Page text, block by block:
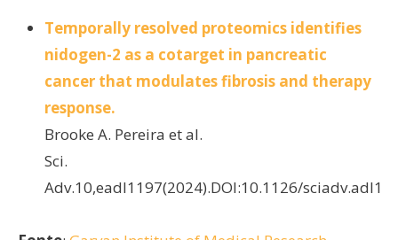
Temporally resolved proteomics identifies
nidogen-2 as a cotarget in pancreatic
cancer that modulates fibrosis and therapy
response.
Brooke A. Pereira et al.
Sci.
Adv.10,eadl1197(2024).DOI:10.1126/